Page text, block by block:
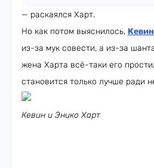
— раскаялся Харт.
Но как потом выяснилось, Кевин
из-за мук совести, а из-за
жена Харта всё-таки его
становится только лучше ради
Кевин и Энико Харт